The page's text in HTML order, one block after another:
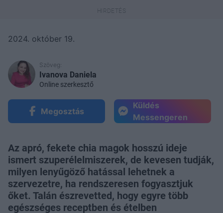
2024. október 19.
Szöveg:
Ivanova Daniela
Online szerkesztő
Megosztás
Küldés
Messengeren
Az apró, fekete chia magok hosszú ideje
ismert szuperélelmiszerek, de kevesen tudják,
milyen lenyűgöző hatással lehetnek a
szervezetre, ha rendszeresen fogyasztjuk
őket. Talán észrevetted, hogy egyre több
egészséges receptben és ételben